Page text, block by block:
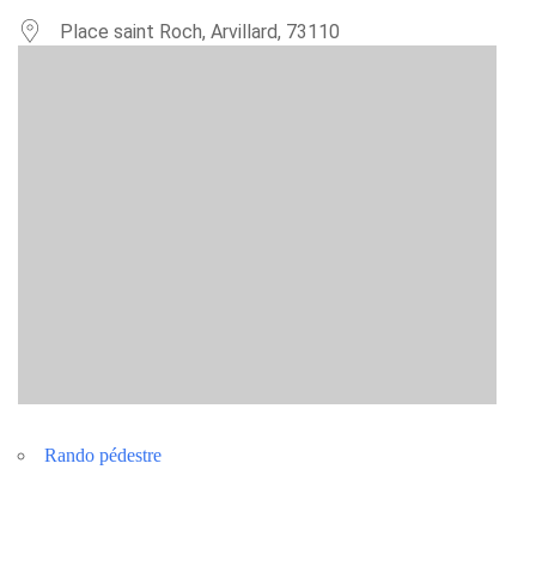
Place saint Roch, Arvillard, 73110
Rando pédestre